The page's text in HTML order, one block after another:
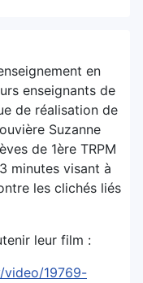
en
enseignants de
de réalisation de
Suzanne
de 1ère TRPM
minutes visant à
les clichés liés
leur film :
video/19769-